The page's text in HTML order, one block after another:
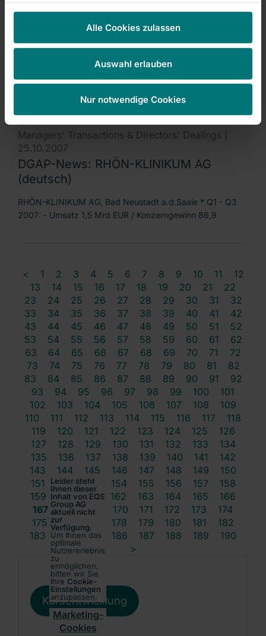
Alle Cookies zulassen
Auswahl erlauben
Nur notwendige Cookies
(english)
Managers' Transactions & Directors' Dealings |
25.10.2007
DGAP-News: RHÖN-KLINIKUM AG
(deutsch)
RHÖN-KLINIKUM AG, Bad Neustadt a.d.Saale * Q1 - Q3
2007: - Umsatz 1,5 Mrd EUR / Konzerngewinn 86,9
< 1 2 3 4 5 6 7 8 9 10 11
12
13
14 15 16 17 18 19 20 21
22
23
24 25 26 27 28 29 30 31
32
33
34 35 36 37 38 39 40 41
42
43
44 45 46 47 48 49 50 51
52
53
54 55 56 57 58 59 60 61
62
63
64 65 66 67 68 69 70 71
72
73
74 75 76 77 78 79 80 81
82
83
84 85 86 87 88 89 90 91
92
93
94 95 96 97 98 99 100
101
102
103 104 105 106 107 108
109
110
111 112 113 114 115 116 117
118
119
120 121 122 123 124 125
126
127
128 129 130 131 132 133
134
135
136 137 138 139 140 141
142
143
144 145 146 147 148 149
150
151
152 153 154 155 156 157
158
159
160 161 162 163 164 165
166
167
168 169 170 171 172 173
174
175
176 178 179 180 181
182
183
184 185 186 187 188 189
190
>
Leider steht
Ihnen dieser
Inhalt von EQS
Group AG
aktuell nicht
zur
Verfügung.
Um Ihnen das
optimale
Nutzererlebnis
zu
ermöglichen,
bitten wir Sie
Ihre Cookie-
Einstellungen
anzupassen.
Marketing-
Cookies
Kursentwicklung